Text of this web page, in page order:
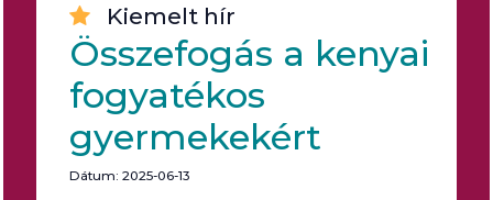
Kiemelt hír
Összefogás a kenyai
fogyatékos
gyermekekért
Dátum: 2025-06-13